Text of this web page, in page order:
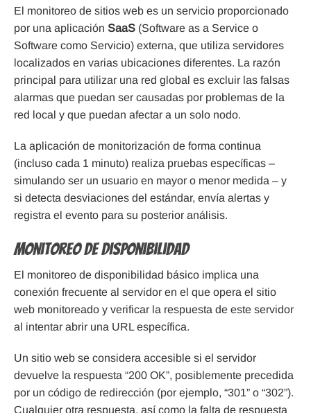
El monitoreo de sitios web es un servicio proporcionado
por una aplicación SaaS (Software as a Service o
Software como Servicio) externa, que utiliza servidores
localizados en varias ubicaciones diferentes. La razón
principal para utilizar una red global es excluir las falsas
alarmas que puedan ser causadas por problemas de la
red local y que puedan afectar a un solo nodo.
La aplicación de monitorización de forma continua
(incluso cada 1 minuto) realiza pruebas específicas –
simulando ser un usuario en mayor o menor medida – y
si detecta desviaciones del estándar, envía alertas y
registra el evento para su posterior análisis.
Monitoreo de disponibilidad
El monitoreo de disponibilidad básico implica una
conexión frecuente al servidor en el que opera el sitio
web monitoreado y verificar la respuesta de este servidor
al intentar abrir una URL específica.
Un sitio web se considera accesible si el servidor
devuelve la respuesta “200 OK”, posiblemente precedida
por un código de redirección (por ejemplo, “301” o “302”).
Cualquier otra respuesta, así como la falta de respuesta